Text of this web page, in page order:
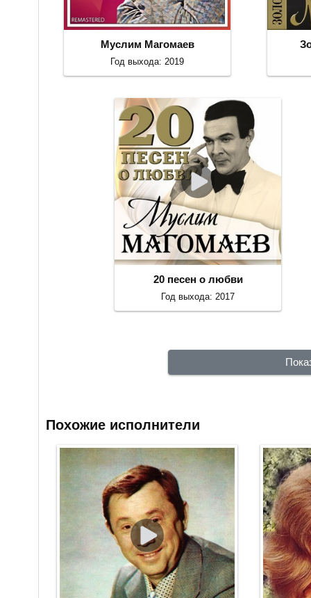
Муслим Магомаев
Год выхода: 2019
20 песен о любви
Год выхода: 2017
Похожие исполнители